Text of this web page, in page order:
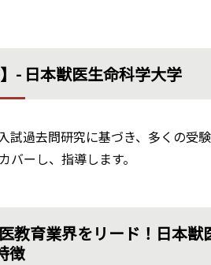
- 日本獣医生命科学大学
過去問研究に基づき、多くの受
ーし、指導します。
教育業界をリード！日本獣
徴